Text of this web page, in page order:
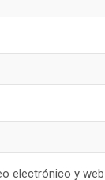
electrónico y